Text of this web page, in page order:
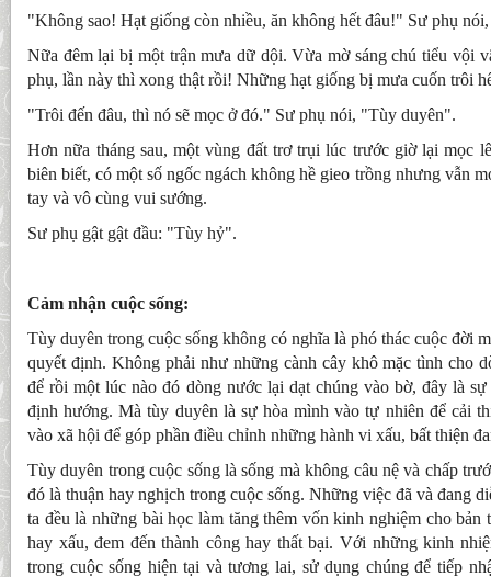
"Không sao! Hạt giống còn nhiều, ăn không hết đâu!" Sư phụ
Nữa đêm lại bị một trận mưa dữ dội. Vừa mờ sáng chú tiểu vội
phụ, lần này thì xong thật rồi! Những hạt giống bị mưa cuốn trôi
"Trôi đến đâu, thì nó sẽ mọc ở đó." Sư phụ nói, "Tùy duyên".
Hơn nữa tháng sau, một vùng đất trơ trụi lúc trước giờ lại mọc
biên biết, có một số ngốc ngách không hề gieo trồng nhưng vẫn
tay và vô cùng vui sướng.
Sư phụ gật gật đầu: "Tùy hỷ".
Cảm nhận cuộc sống:
Tùy duyên trong cuộc sống không có nghĩa là phó thác cuộc đời
quyết định. Không phải như những cành cây khô mặc tình cho
để rồi một lúc nào đó dòng nước lại dạt chúng vào bờ, đây là
định hướng. Mà tùy duyên là sự hòa mình vào tự nhiên để cải
vào xã hội để góp phần điều chỉnh những hành vi xấu, bất thiện
Tùy duyên trong cuộc sống là sống mà không câu nệ và chấp
đó là thuận hay nghịch trong cuộc sống. Những việc đã và đang
ta đều là những bài học làm tăng thêm vốn kinh nghiệm cho bản
hay xấu, đem đến thành công hay thất bại. Với những kinh
trong cuộc sống hiện tại và tương lai, sử dụng chúng để tiếp